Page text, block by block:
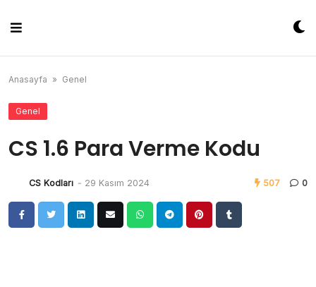
content
Anasayfa » Genel
Genel
CS 1.6 Para Verme Kodu
CS Kodları - 29 Kasım 2024 507 0